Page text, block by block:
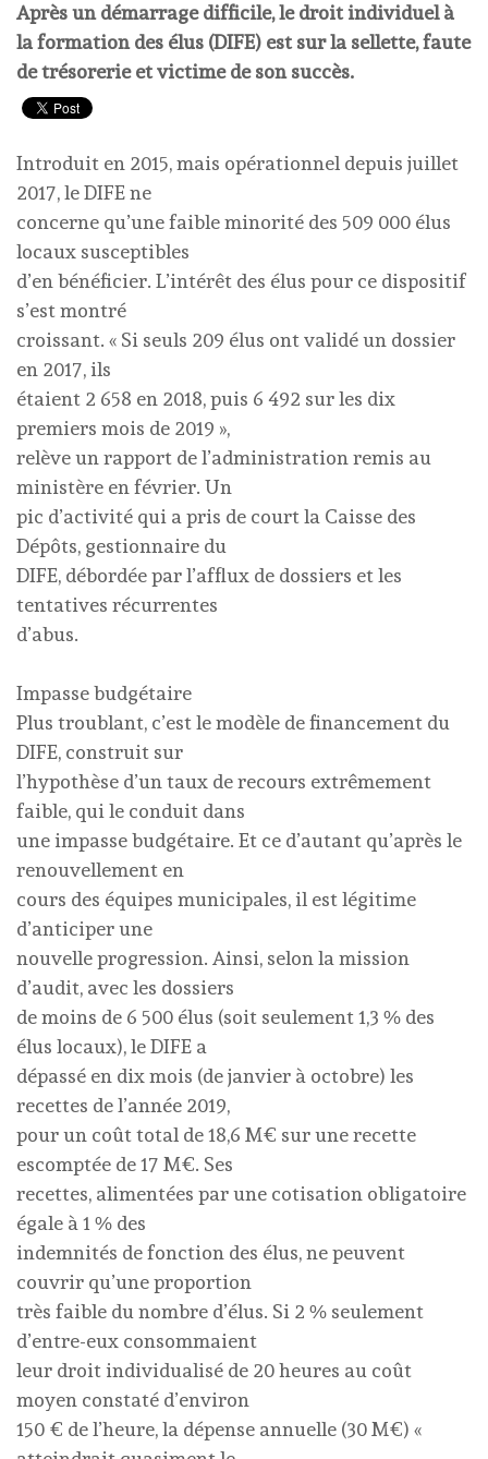
Après un démarrage difficile, le droit individuel à
la formation des élus (DIFE) est sur la sellette, faute
de trésorerie et victime de son succès.
Introduit en 2015, mais opérationnel depuis juillet
2017, le DIFE ne
concerne qu’une faible minorité des 509 000 élus
locaux susceptibles
d’en bénéficier. L’intérêt des élus pour ce dispositif
s’est montré
croissant. « Si seuls 209 élus ont validé un dossier
en 2017, ils
étaient 2 658 en 2018, puis 6 492 sur les dix
premiers mois de 2019 »,
relève un rapport de l’administration remis au
ministère en février. Un
pic d’activité qui a pris de court la Caisse des
Dépôts, gestionnaire du
DIFE, débordée par l’afflux de dossiers et les
tentatives récurrentes
d’abus.
Impasse budgétaire
Plus troublant, c’est le modèle de financement du
DIFE, construit sur
l’hypothèse d’un taux de recours extrêmement
faible, qui le conduit dans
une impasse budgétaire. Et ce d’autant qu’après le
renouvellement en
cours des équipes municipales, il est légitime
d’anticiper une
nouvelle progression. Ainsi, selon la mission
d’audit, avec les dossiers
de moins de 6 500 élus (soit seulement 1,3 % des
élus locaux), le DIFE a
dépassé en dix mois (de janvier à octobre) les
recettes de l’année 2019,
pour un coût total de 18,6 M€ sur une recette
escomptée de 17 M€. Ses
recettes, alimentées par une cotisation obligatoire
égale à 1 % des
indemnités de fonction des élus, ne peuvent
couvrir qu’une proportion
très faible du nombre d’élus. Si 2 % seulement
d’entre-eux consommaient
leur droit individualisé de 20 heures au coût
moyen constaté d’environ
150 € de l’heure, la dépense annuelle (30 M€) «